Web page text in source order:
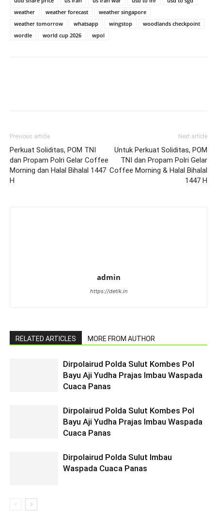
weather
weather forecast
weather singapore
weather tomorrow
whatsapp wingstop
woodlands checkpoint
wordle
world cup 2026 wpol
Previous article
Perkuat Soliditas, POM TNI
dan Propam Polri Gelar Coffee
Morning dan Halal Bihalal 1447
H
Next article
Untuk Perkuat Soliditas, POM
TNI dan Propam Polri Gelar
Coffee Morning & Halal Bihalal
1447 H
admin
https://detik.in
RELATED ARTICLES MORE FROM AUTHOR
Dirpolairud Polda Sulut Kombes Pol
Bayu Aji Yudha Prajas Imbau Waspada
Cuaca Panas
Dirpolairud Polda Sulut Kombes Pol
Bayu Aji Yudha Prajas Imbau Waspada
Cuaca Panas
Dirpolairud Polda Sulut Imbau
Waspada Cuaca Panas